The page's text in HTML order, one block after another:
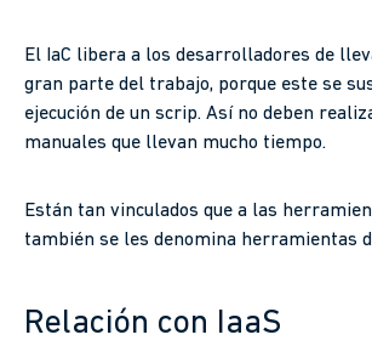
El IaC libera a los desarrolladores de
gran parte del trabajo, porque este se
ejecución de un scrip. Así no deben
manuales que llevan mucho tiempo.
Están tan vinculados que a las
también se les denomina herramientas
Relación con IaaS